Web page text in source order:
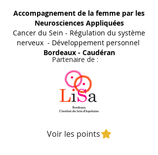
Accompagnement de la femme par les
Neurosciences Appliquées
Cancer du Sein - Régulation du système
nerveux - Développement personnel
Bordeaux - Caudéran
Partenaire de :
Voir les points